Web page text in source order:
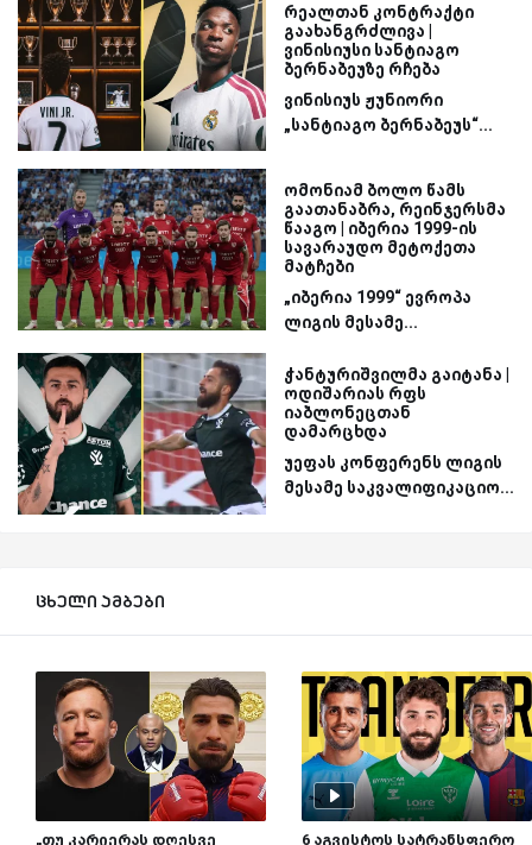
რეალთან კონტრაქტი
გაახანგრძლივა |
ვინისიუსი სანტიაგო
ბერნაბეუზე რჩება
ვინისიუს ჟუნიორი
„სანტიაგო ბერნაბეუს“...
ომონიამ ბოლო წამს
გაათანაბრა, რეინჯერსმა
წააგო | იბერია 1999-ის
სავარაუდო მეტოქეთა
მატჩები
„იბერია 1999“ ევროპა
ლიგის მესამე...
ჭანტურიშვილმა გაიტანა |
ოდიშარიას რფს
იაბლონეცთან
დამარცხდა
უეფას კონფერენს ლიგის
მესამე საკვალიფიკაციო...
ცხელი ამბები
„თუ კარიერას დღესვე 6 აგვისტოს სატრანსფერო